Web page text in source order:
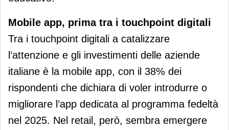
Mobile app, prima tra i touchpoint digitali
Tra i touchpoint digitali a catalizzare
l’attenzione e gli investimenti delle aziende
italiane è la mobile app, con il 38% dei
rispondenti che dichiara di voler introdurre o
migliorare l’app dedicata al programma fedeltà
nel 2025. Nel retail, però, sembra emergere